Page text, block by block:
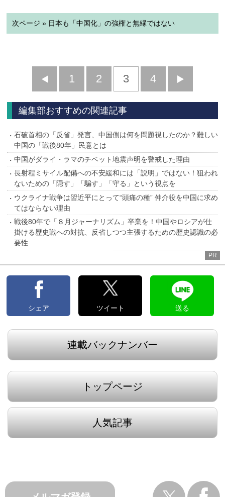
次ページ » 日本も「中国化」の強権と無縁ではない
前
へ
1 2 3 4
へ
編集部おすすめの関連記事
石破首相の「反省」発言、中国側は何を問題視したのか？難しい
中国の「戦後80年」民意とは
中国がダライ・ラマのチベット地震声明を警戒した理由
長射程ミサイル配備への不安緩和には「説明」ではない！狙われ
ないための「隠す」「騙す」「守る」という視点を
ウクライナ戦争は習近平にとって“頭痛の種” 仲介役を中国に求め
てはならない理由
戦後80年で「８月ジャーナリズム」卒業を！中国やロシアが仕
掛ける歴史戦への対抗、反省しつつ主張するための歴史認識の必
要性
PR
シェア ツイート 送る
連載バックナンバー
トップページ
人気記事